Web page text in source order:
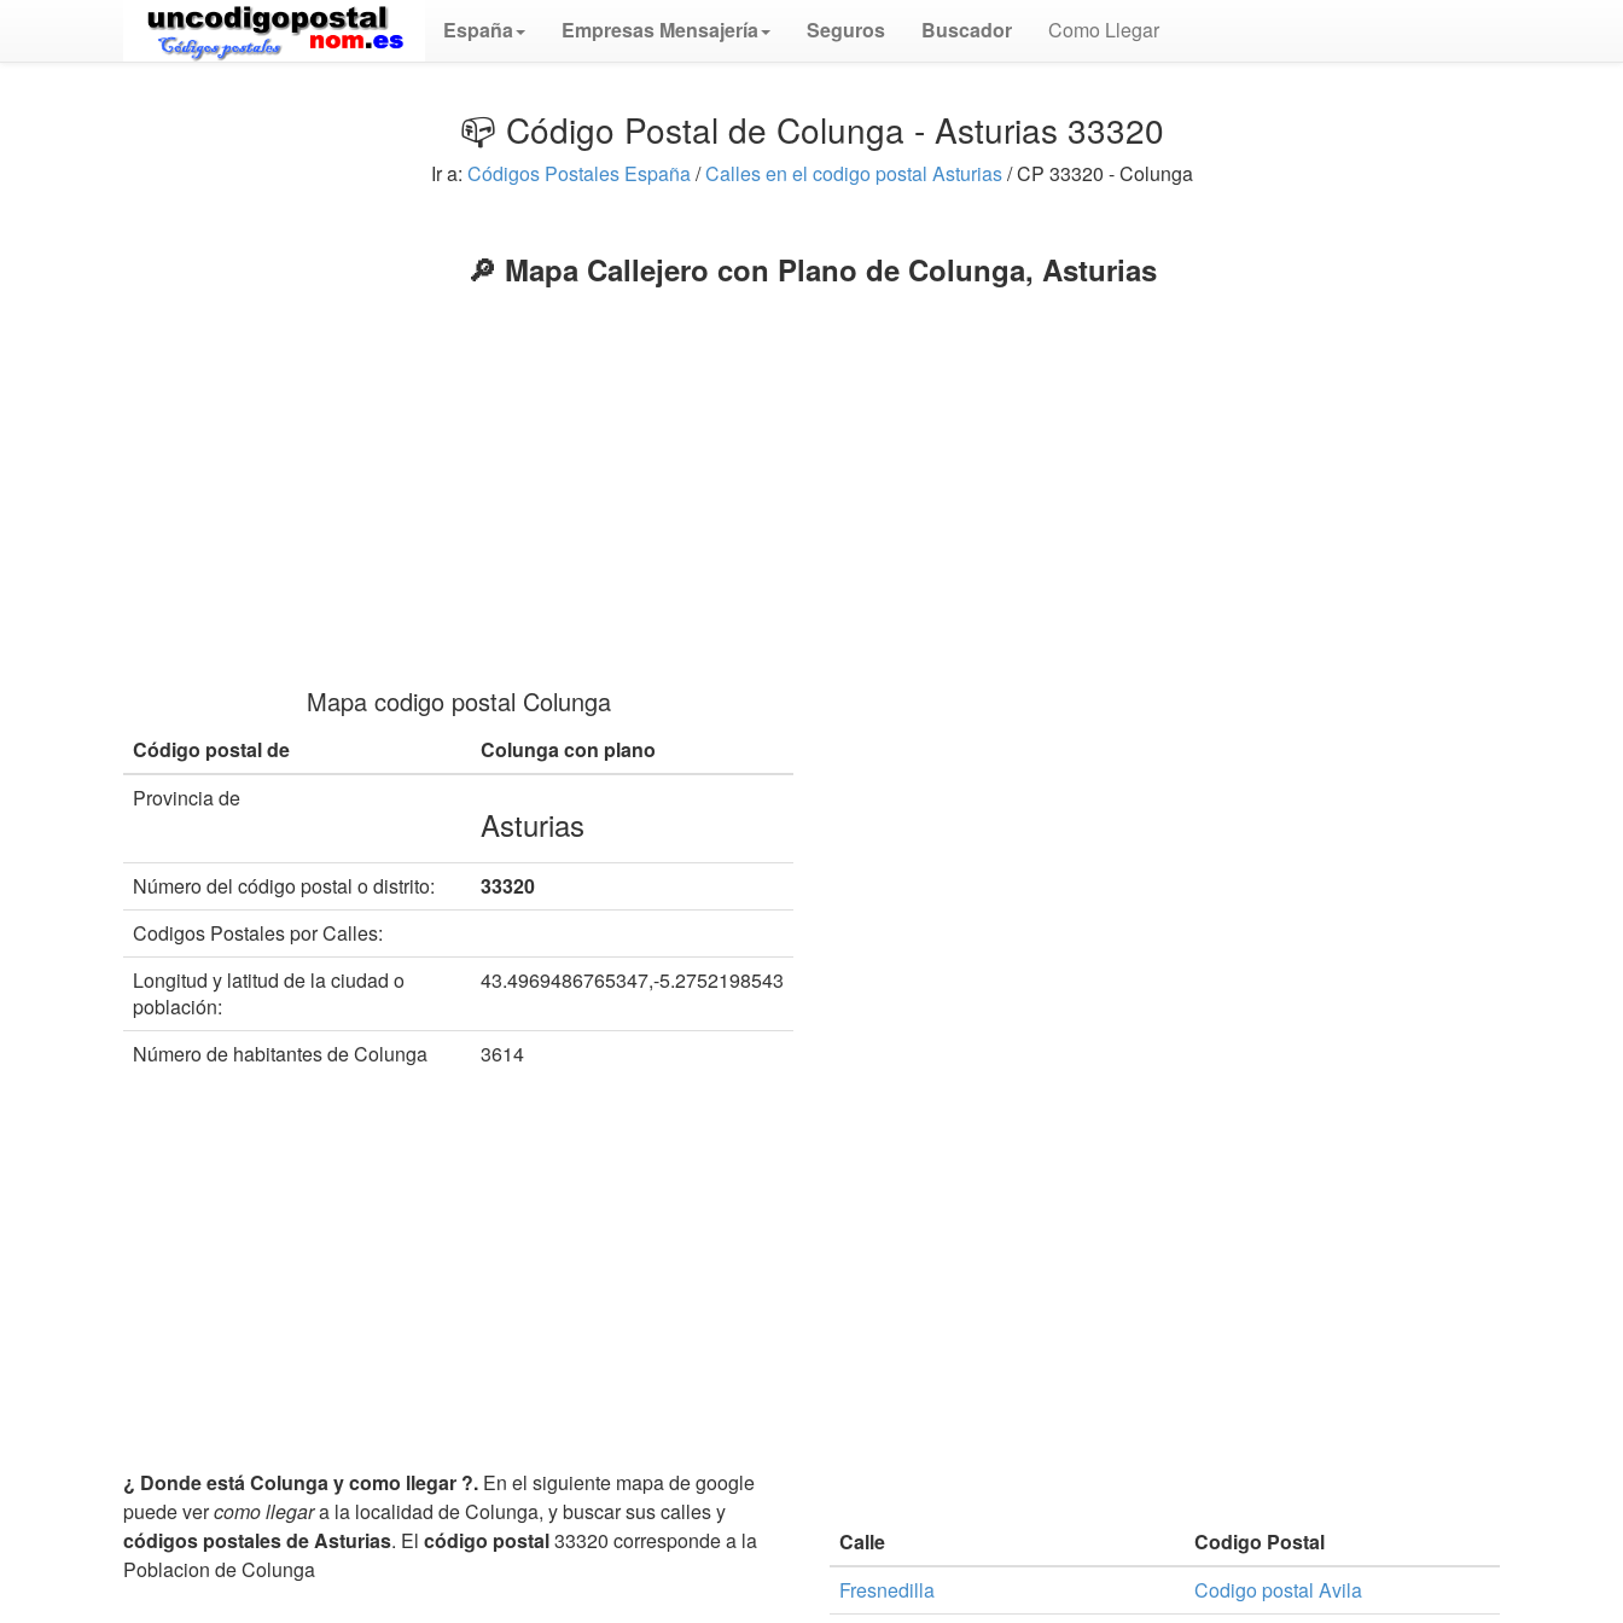
España Empresas Mensajería Seguros Buscador Como Llegar
📪 Código Postal de Colunga - Asturias 33320
Ir a: Códigos Postales España/Calles en el codigo postal Asturias/ CP 33320 - Colunga
🔎 Mapa Callejero con Plano de Colunga, Asturias
Mapa codigo postal Colunga
Código postal de
Colunga con plano
Provincia de
Asturias
Número del código postal o distrito:
33320
Codigos Postales por Calles:
Longitud y latitud de la ciudad o
población:
43.4969486765347,-5.2752198543
Número de habitantes de Colunga 3614
¿ Donde está Colunga y como llegar ?. En el siguiente mapa de google
puede vercomo llegara la localidad de Colunga, y buscar sus calles y
códigos postales de Asturias. El código postal33320 corresponde a la
Poblacion de Colunga
Calle
Codigo Postal
Fresnedilla
Codigo postal Avila